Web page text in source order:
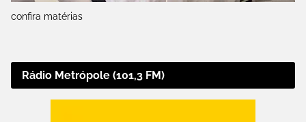
confira matérias
Rádio Metrópole (101,3 FM)